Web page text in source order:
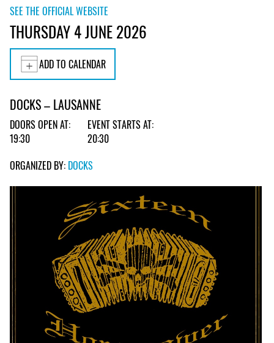
SEE THE OFFICIAL WEBSITE
THURSDAY 4 JUNE 2026
ADD TO CALENDAR
DOCKS – LAUSANNE
DOORS OPEN AT:
19:30
EVENT STARTS AT:
20:30
ORGANIZED BY: DOCKS